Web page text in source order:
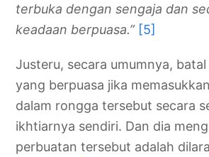
terbuka dengan sengaja dan
keadaan berpuasa.” [5]
Justeru, secara umumnya,
yang berpuasa jika
dalam rongga tersebut secara
ikhtiarnya sendiri. Dan dia
perbuatan tersebut adalah